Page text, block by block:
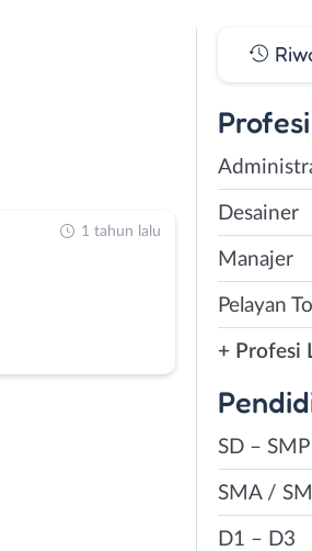
1 tahun lalu
Profesi
Desainer
Manajer
Pelayan
+ Profesi
SD – SMP
SMA /
D1 – D3